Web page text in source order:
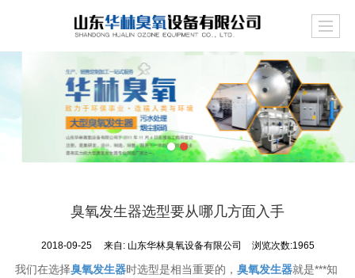
臭氧发生器选型要从哪几方面入手
2018-09-25 来自: 山东华林臭氧设备有限公司 浏览次数:1965
我们在选择臭氧发生器时选型是相当重要的，臭氧发生器就是***知